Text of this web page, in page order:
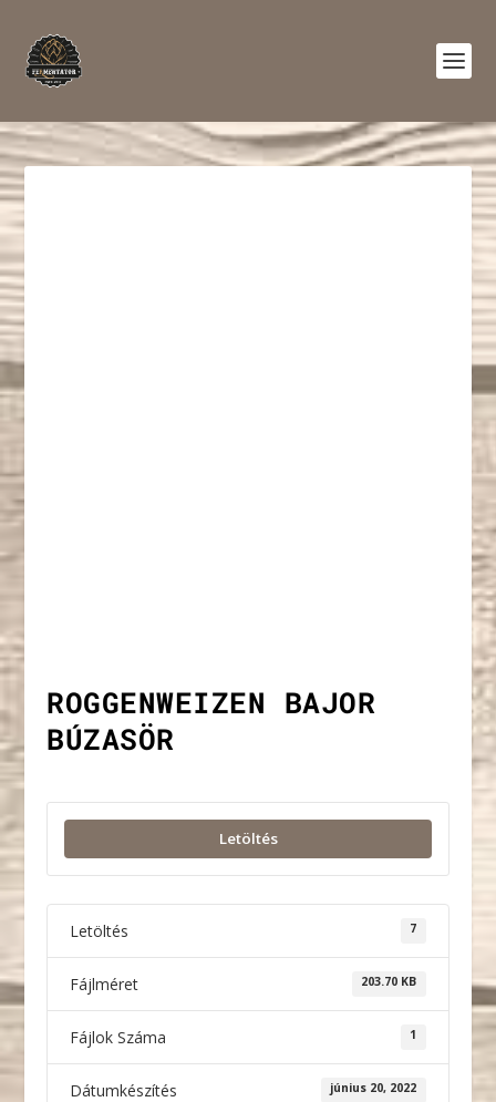
ROGGENWEIZEN BAJOR
BÚZASÖR
Letöltés
Letöltés 7
Fájlméret 203.70 KB
Fájlok Száma 1
Dátumkészítés június 20, 2022